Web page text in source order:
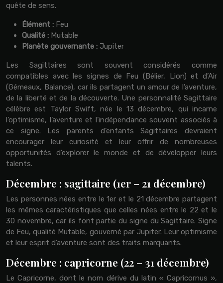
quête de sens.
Élément : Feu
Qualité : Mutable
Planète gouvernante : Jupiter
Les Sagittaires sont souvent considérés comme
compatibles avec les signes de Feu (Bélier, Lion) et d’Air
(Gémeaux, Balance), car ils partagent un amour de l’aventure,
de la liberté et de la découverte. Une personnalité Sagittaire
célèbre est Taylor Swift, née le 13 décembre, qui incarne
l’optimisme, l’aventure et l’indépendance souvent associés à
ce signe. Les parents d’enfants Sagittaires devraient
encourager leur curiosité et leur offrir de nombreuses
opportunités d’explorer le monde et de développer leurs
talents.
Décembre : sagittaire (1er – 21 décembre)
Les personnes nées entre le 1er et le 21 décembre partagent
les mêmes caractéristiques que celles nées entre le 22 et le
30 novembre, car ils font partie du signe du Sagittaire. Signe
de Feu, qualité Mutable, gouverné par Jupiter. Leur optimisme
et leur esprit d’aventure sont des traits marquants.
Décembre : capricorne (22 – 31 décembre)
Le Capricorne, dont le nom dérive du latin « Capricornus »,